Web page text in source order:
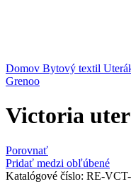
Domov Bytový textil
Grenoo
Victoria
Porovnať
Pridať medzi obľúbené
Katalógové číslo: RE-